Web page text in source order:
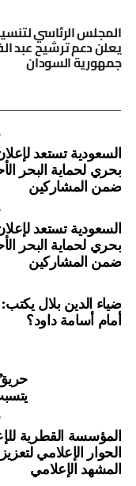
المجلس الرئاسي
يعلن دعم ترشيح عبد
جمهورية السودان
السعودية تستعد
بحري لحماية البحر
ضمن المشاركين
السعودية تستعد
بحري لحماية البحر
ضمن المشاركين
ضياء الدين بلال
أمام أسامة داود؟
المؤسسة القطرية
الحوار الإعلامي
المشهد الإعلامي